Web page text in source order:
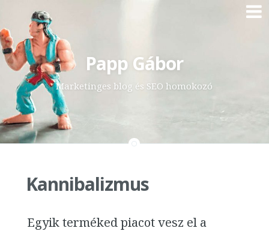
Skip
to
content
Papp Gábor
Marketinges blog és SEO homokozó
Kannibalizmus
Egyik terméked piacot vesz el a